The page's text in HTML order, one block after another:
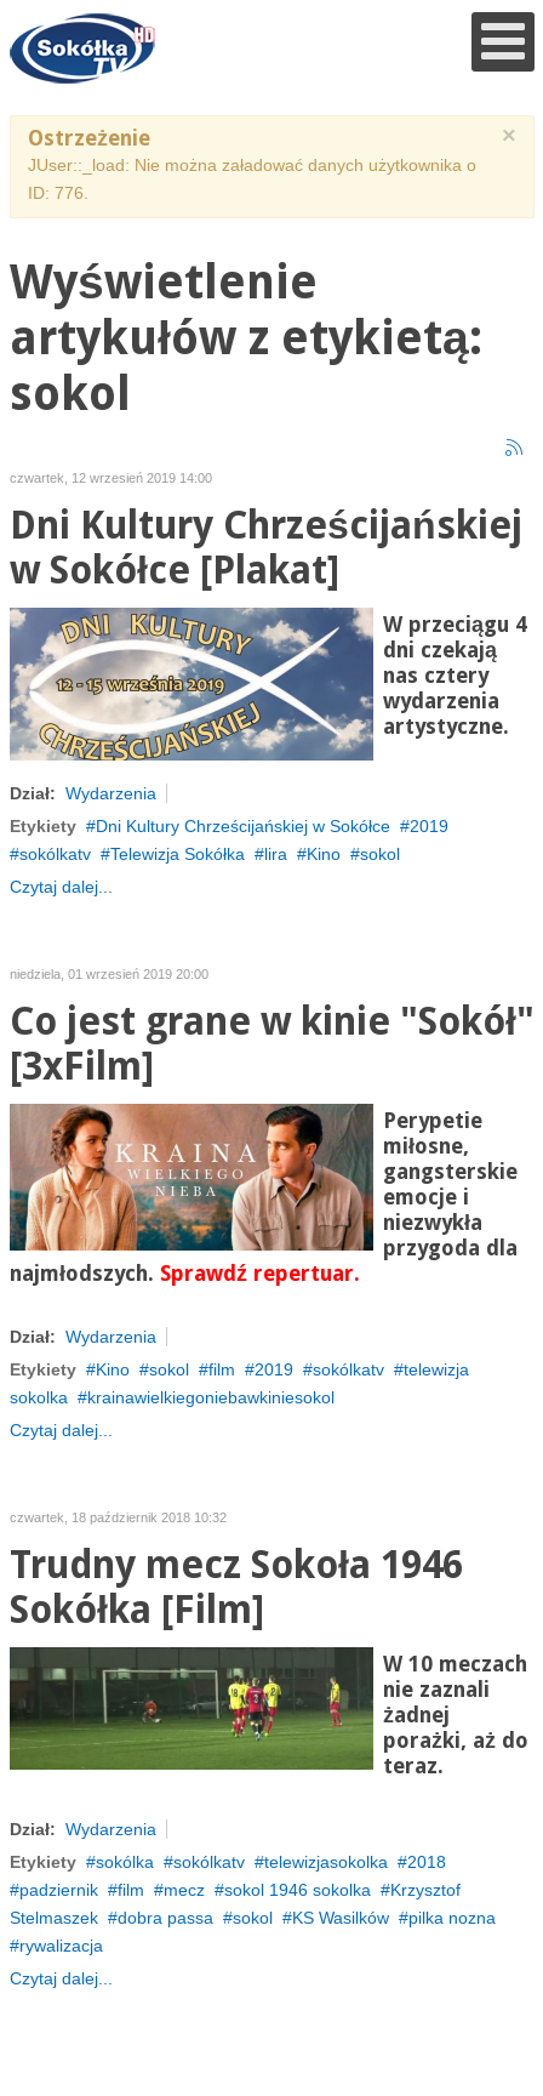
×
Ostrzeżenie
JUser::_load: Nie można załadować danych użytkownika o
ID: 776.
Wyświetlenie
artykułów z etykietą:
sokol
czwartek, 12 wrzesień 2019 14:00
Dni Kultury Chrześcijańskiej
w Sokółce [Plakat]
W przeciągu 4
dni czekają
nas cztery
wydarzenia
artystyczne.
Dział: Wydarzenia
Etykiety
Dni Kultury Chrześcijańskiej w Sokółce
2019
sokólkatv
Telewizja Sokółka lira Kino
sokol
Czytaj dalej...
niedziela, 01 wrzesień 2019 20:00
Co jest grane w kinie "Sokół"
[3xFilm]
Perypetie
miłosne,
gangsterskie
emocje i
niezwykła
przygoda dla
najmłodszych. Sprawdź repertuar.
Dział: Wydarzenia
Etykiety
Kino sokol film 2019 sokólkatv
telewizja
sokolka
krainawielkiegoniebawkiniesokol
Czytaj dalej...
czwartek, 18 październik 2018 10:32
Trudny mecz Sokoła 1946
Sokółka [Film]
W 10 meczach
nie zaznali
żadnej
porażki, aż do
teraz.
Dział: Wydarzenia
Etykiety
sokólka sokólkatv telewizjasokolka
2018
padziernik
film mecz sokol 1946 sokolka
Krzysztof
Stelmaszek
dobra passa sokol KS Wasilków
pilka nozna
rywalizacja
Czytaj dalej...